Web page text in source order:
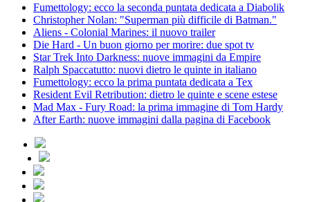
Fumettology: ecco la seconda puntata dedicata a Diabolik
Christopher Nolan: "Superman più difficile di Batman."
Aliens - Colonial Marines: il nuovo trailer
Die Hard - Un buon giorno per morire: due spot tv
Star Trek Into Darkness: nuove immagini da Empire
Ralph Spaccatutto: nuovi dietro le quinte in italiano
Fumettology: ecco la prima puntata dedicata a Tex
Resident Evil Retribution: dietro le quinte e scene estese
Mad Max - Fury Road: la prima immagine di Tom Hardy
After Earth: nuove immagini dalla pagina di Facebook